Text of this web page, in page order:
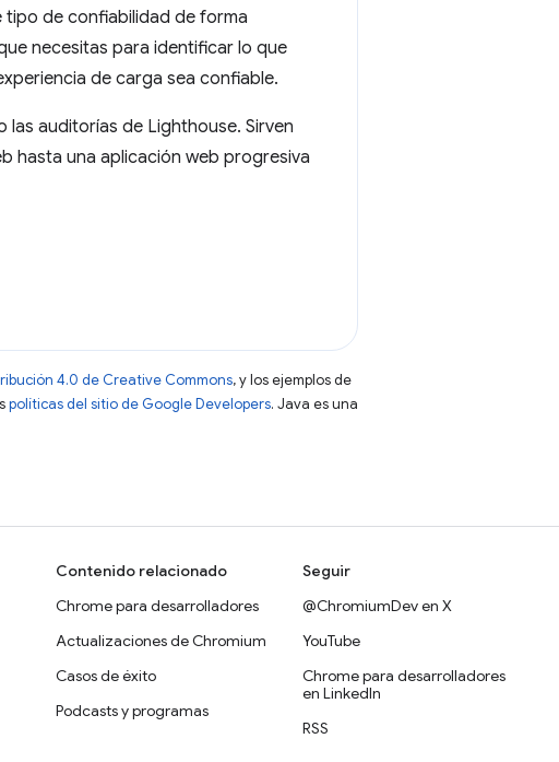
tipo de confiabilidad de forma
necesitas para identificar lo que
de carga sea confiable.
auditorías de Lighthouse. Sirven
hasta una aplicación web progresiva
4.0 de Creative Commons, y los ejemplos de
políticas del sitio de Google Developers. Java es una
Contenido relacionado
Chrome para desarrolladores
Actualizaciones de Chromium
Casos de éxito
Podcasts y programas
Seguir
@ChromiumDev en X
YouTube
Chrome para desarrolladores
en LinkedIn
RSS